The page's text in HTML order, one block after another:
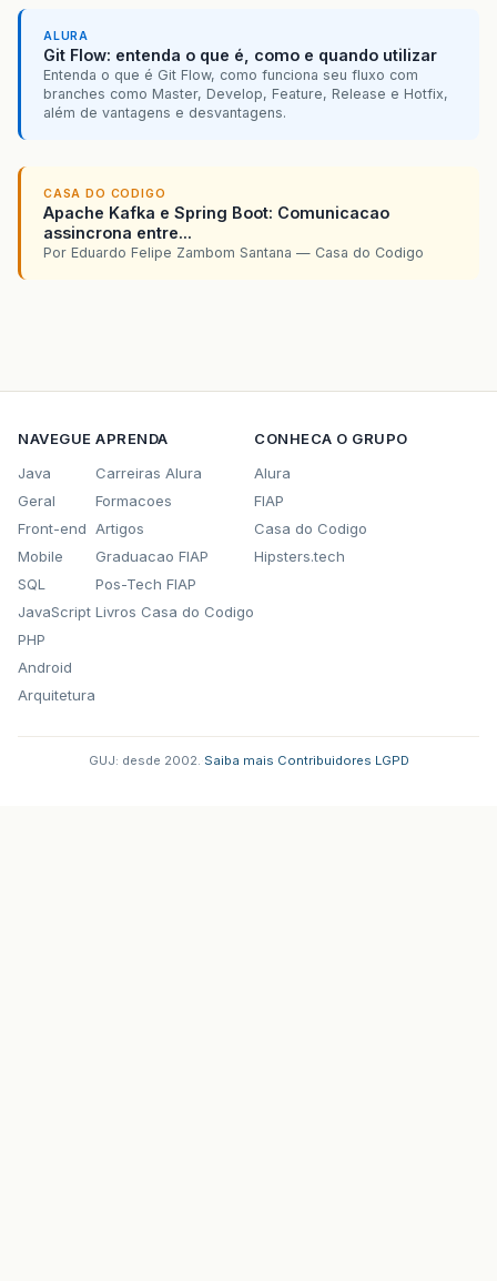
ALURA
Git Flow: entenda o que é, como e quando utilizar
Entenda o que é Git Flow, como funciona seu fluxo com
branches como Master, Develop, Feature, Release e Hotfix,
além de vantagens e desvantagens.
CASA DO CODIGO
Apache Kafka e Spring Boot: Comunicacao
assincrona entre...
Por Eduardo Felipe Zambom Santana — Casa do Codigo
NAVEGUE
Java
Geral
Front-end
Mobile
SQL
JavaScript
PHP
Android
Arquitetura
APRENDA
Carreiras Alura
Formacoes
Artigos
Graduacao FIAP
Pos-Tech FIAP
Livros Casa do Codigo
CONHECA O GRUPO
Alura
FIAP
Casa do Codigo
Hipsters.tech
GUJ: desde 2002. Saiba mais Contribuidores LGPD